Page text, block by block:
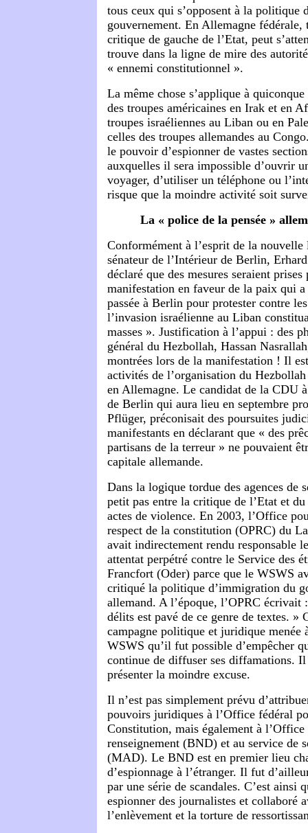
tous ceux qui s’opposent à la politique
gouvernement. En Allemagne fédérale,
critique de gauche de l’Etat, peut
trouve dans la ligne de mire des
« ennemi constitutionnel ».
La même chose s’applique à
des troupes américaines en Irak et en
troupes israéliennes au Liban ou en
celles des troupes allemandes au
le pouvoir d’espionner de vastes
auxquelles il sera impossible d’ouvrir
voyager, d’utiliser un téléphone ou
risque que la moindre activité soit
La « police de la pensée »
Conformément à l’esprit de la
sénateur de l’Intérieur de Berlin,
déclaré que des mesures seraient
manifestation en faveur de la paix qui
passée à Berlin pour protester contre
l’invasion israélienne au Liban
masses ». Justification à l’appui : des
général du Hezbollah, Hassan
montrées lors de la manifestation ! Il
activités de l’organisation du
en Allemagne. Le candidat de la CDU
de Berlin qui aura lieu en septembre
Pflüger, préconisait des poursuites
manifestants en déclarant que « des
partisans de la terreur » ne pouvaient
capitale allemande.
Dans la logique tordue des agences de
petit pas entre la critique de l’Etat et
actes de violence. En 2003, l’Office
respect de la constitution (OPRC) du
avait indirectement rendu responsable
attentat perpétré contre le Service des
Francfort (Oder) parce que le WSWS
critiqué la politique d’immigration du
allemand. A l’époque, l’OPRC écrivait
délits est pavé de ce genre de textes. »
campagne politique et juridique menée
WSWS qu’il fut possible d’empêcher
continue de diffuser ses diffamations.
présenter la moindre excuse.
Il n’est pas simplement prévu
pouvoirs juridiques à l’Office fédéral
Constitution, mais également à l’Office
renseignement (BND) et au service de
(MAD). Le BND est en premier lieu
d’espionnage à l’étranger. Il fut
par une série de scandales. C’est ainsi
espionner des journalistes et collaboré
l’enlèvement et la torture de